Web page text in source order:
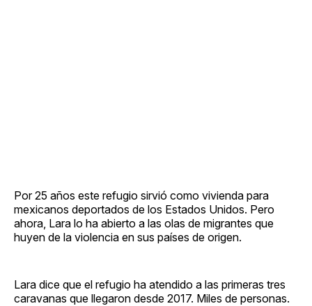
Por 25 años este refugio sirvió como vivienda para
mexicanos deportados de los Estados Unidos. Pero
ahora, Lara lo ha abierto a las olas de migrantes que
huyen de la violencia en sus países de origen.
Lara dice que el refugio ha atendido a las primeras tres
caravanas que llegaron desde 2017. Miles de personas.